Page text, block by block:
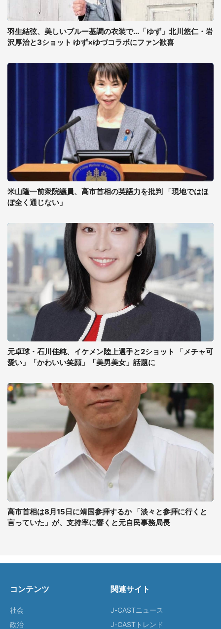
羽生結弦、美しいブルー基調の衣装で...「ゆず」北川悠仁・岩
沢厚治と3ショット ゆず×ゆづコラボにファン歓喜
米山隆一前衆院議員、高市首相の英語力を批判 「現地ではほ
ぼ全く通じない」
元卓球・石川佳純、イケメン陸上選手と2ショット 「メチャ可
愛い」「かわいい笑顔」「美男美女」話題に
高市首相は8月15日に靖国参拝するか 「淡々と参拝に行くと
言っていた」が、支持率に響くと元自民事務局長
コンテンツ
社会
政治
関連サイト
J-CASTニュース
J-CASTトレンド